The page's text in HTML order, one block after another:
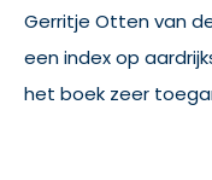
Gerritje Otten van
een index op
het boek zeer